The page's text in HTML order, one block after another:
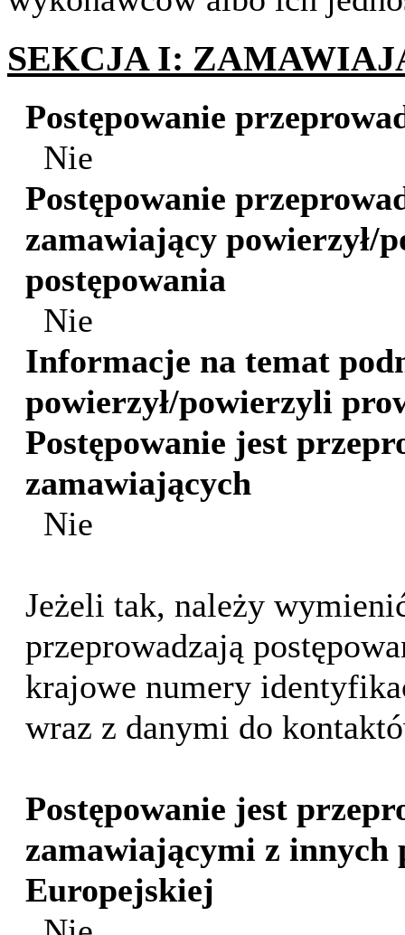
SEKCJA I:
Postępowanie
Nie
Postępowanie
zamawiający powierzył/
postępowania
Nie
Informacje na temat
powierzył/powierzyli
Postępowanie jest
zamawiających
Nie
Jeżeli tak, należy
przeprowadzają
krajowe numery
wraz z danymi do
Postępowanie jest
zamawiającymi z innych
Europejskiej